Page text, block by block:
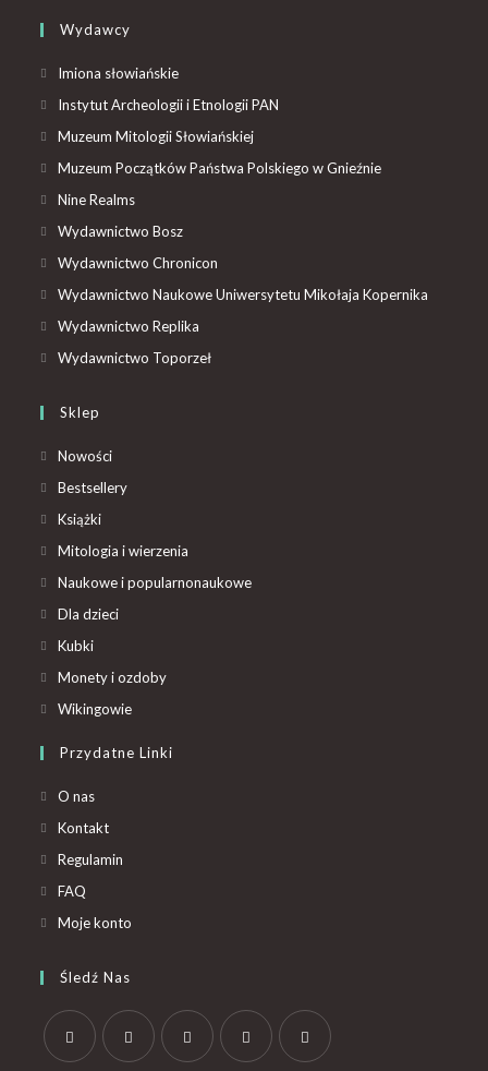
Wydawcy
Imiona słowiańskie
Instytut Archeologii i Etnologii PAN
Muzeum Mitologii Słowiańskiej
Muzeum Początków Państwa Polskiego w Gnieźnie
Nine Realms
Wydawnictwo Bosz
Wydawnictwo Chronicon
Wydawnictwo Naukowe Uniwersytetu Mikołaja Kopernika
Wydawnictwo Replika
Wydawnictwo Toporzeł
Sklep
Nowości
Bestsellery
Książki
Mitologia i wierzenia
Naukowe i popularnonaukowe
Dla dzieci
Kubki
Monety i ozdoby
Wikingowie
Przydatne Linki
O nas
Kontakt
Regulamin
FAQ
Moje konto
Śledź Nas